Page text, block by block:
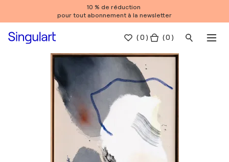
10 % de réduction
pour tout abonnement à la newsletter
(0 ) ( 0 )